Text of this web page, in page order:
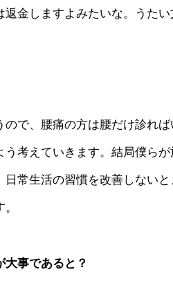
金しますよみたいな。うたい
で、腰痛の方は腰だけ診れ
う考えていきます。結局僕ら
常生活の習慣を改善しない
事であると？